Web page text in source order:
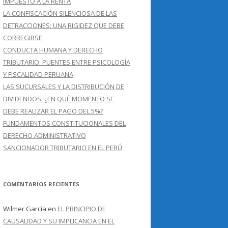
LA CONFISCACIÓN SILENCIOSA DE LAS
DETRACCIONES: UNA RIGIDEZ QUE DEBE
CORREGIRSE
CONDUCTA HUMANA Y DERECHO
TRIBUTARIO: PUENTES ENTRE PSICOLOGÍA
Y FISCALIDAD PERUANA
LAS SUCURSALES Y LA DISTRIBUCIÓN DE
DIVIDENDOS: ¿EN QUÉ MOMENTO SE
DEBE REALIZAR EL PAGO DEL 5%?
FUNDAMENTOS CONSTITUCIONALES DEL
DERECHO ADMINISTRATIVO
SANCIONADOR TRIBUTARIO EN EL PERÚ
COMENTARIOS RECIENTES
Wilmer García en EL PRINCIPIO DE
CAUSALIDAD Y SU IMPLICANCIA EN EL